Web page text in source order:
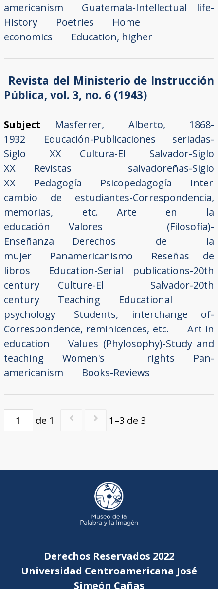
americanism
Guatemala-Intellectual life-
History
Poetries
Home
economics
Education, higher
Revista del Ministerio de Instrucción
Pública, vol. 3, no. 6 (1943)
Subject
Masferrer, Alberto, 1868-
1932
Educación-Publicaciones seriadas-
Siglo XX
Cultura-El Salvador-Siglo
XX
Revistas salvadoreñas-Siglo
XX
Pedagogía Psicopedagogía
Inter
cambio de estudiantes-Correspondencia,
memorias, etc.
Arte en la
educación
Valores (Filosofía)-
Enseñanza
Derechos de la
mujer
Panamericanismo
Reseñas de
libros
Education-Serial publications-20th
century
Culture-El Salvador-20th
century
Teaching
Educational
psychology
Students, interchange of-
Correspondence, reminicences, etc.
Art in
education
Values (Phylosophy)-Study and
teaching
Women's rights
Pan-
americanism
Books-Reviews
de 1 1–3 de 3
Derechos Reservados 2022
Universidad Centroamericana José
Simeón Cañas